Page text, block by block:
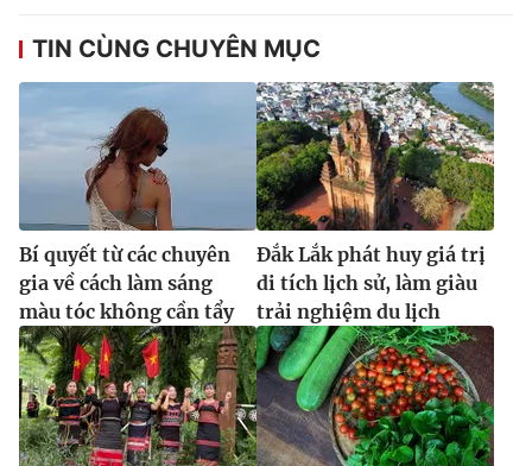
TIN CÙNG CHUYÊN MỤC
Bí quyết từ các chuyên
gia về cách làm sáng
màu tóc không cần tẩy
Đắk Lắk phát huy giá trị
di tích lịch sử, làm giàu
trải nghiệm du lịch